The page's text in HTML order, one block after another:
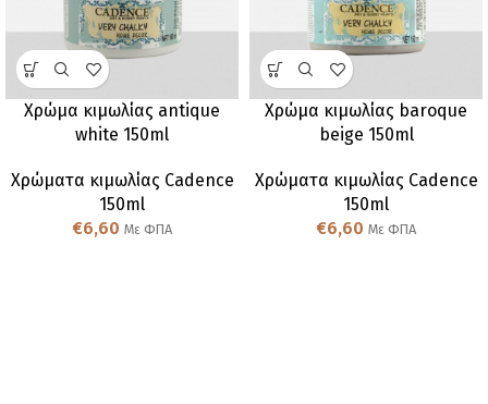
Χρώμα κιμωλίας antique
white 150ml
Χρώματα κιμωλίας Cadence
150ml
€6,60 Με ΦΠΑ
Χρώμα κιμωλίας baroque
beige 150ml
Χρώματα κιμωλίας Cadence
150ml
€6,60 Με ΦΠΑ